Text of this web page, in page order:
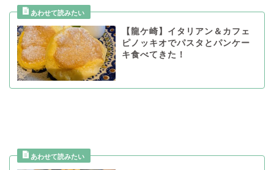
【龍ケ崎】イタリアン＆カフェ
ピノッキオでパスタとパンケー
キ食べてきた！